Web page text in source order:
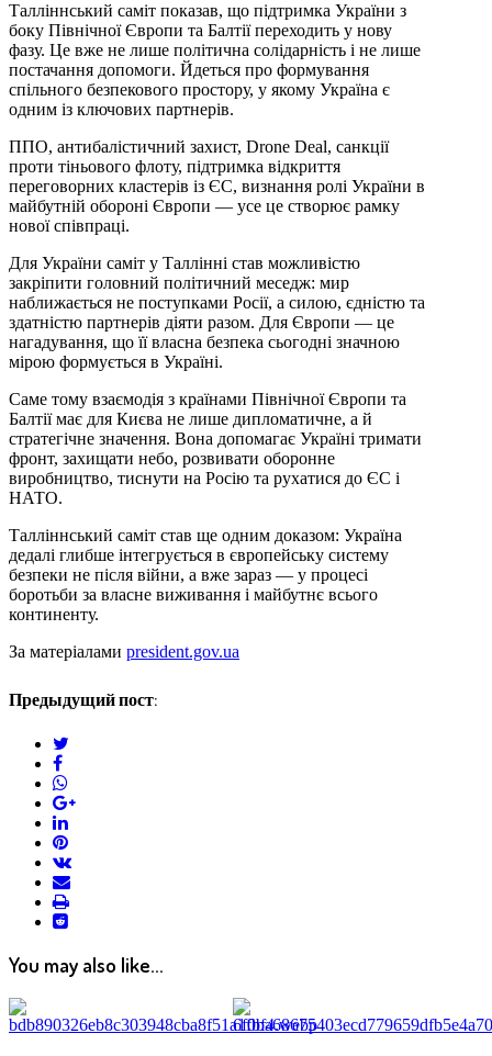
Талліннський саміт показав, що підтримка України з
боку Північної Європи та Балтії переходить у нову
фазу. Це вже не лише політична солідарність і не лише
постачання допомоги. Йдеться про формування
спільного безпекового простору, у якому Україна є
одним із ключових партнерів.
ППО, антибалістичний захист, Drone Deal, санкції
проти тіньового флоту, підтримка відкриття
переговорних кластерів із ЄС, визнання ролі України в
майбутній обороні Європи — усе це створює рамку
нової співпраці.
Для України саміт у Таллінні став можливістю
закріпити головний політичний меседж: мир
наближається не поступками Росії, а силою, єдністю та
здатністю партнерів діяти разом. Для Європи — це
нагадування, що її власна безпека сьогодні значною
мірою формується в Україні.
Саме тому взаємодія з країнами Північної Європи та
Балтії має для Києва не лише дипломатичне, а й
стратегічне значення. Вона допомагає Україні тримати
фронт, захищати небо, розвивати оборонне
виробництво, тиснути на Росію та рухатися до ЄС і
НАТО.
Талліннський саміт став ще одним доказом: Україна
дедалі глибше інтегрується в європейську систему
безпеки не після війни, а вже зараз — у процесі
боротьби за власне виживання і майбутнє всього
континенту.
За матеріалами president.gov.ua
Предыдущий пост:
facebook
google+
linkedin
pinterest
vkontakte
email
print
reddit
reddit
You may also like...